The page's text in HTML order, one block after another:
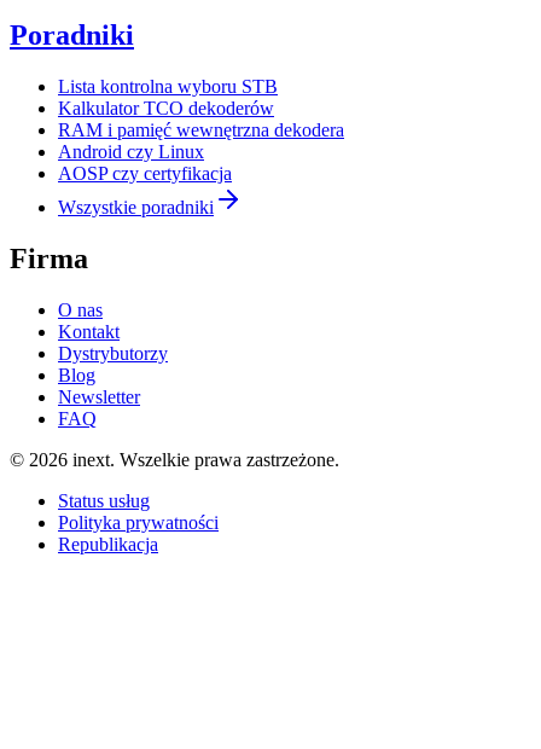
Poradniki
Lista kontrolna wyboru STB
Kalkulator TCO dekoderów
RAM i pamięć wewnętrzna dekodera
Android czy Linux
AOSP czy certyfikacja
Wszystkie poradniki
Firma
O nas
Kontakt
Dystrybutorzy
Blog
Newsletter
FAQ
© 2026 inext. Wszelkie prawa zastrzeżone.
Status usług
Polityka prywatności
Republikacja